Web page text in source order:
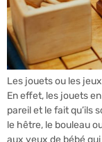
Les jouets ou les
En effet, les jouets
pareil et le fait qu’ils
le hêtre, le bouleau
aux yeux de bébé